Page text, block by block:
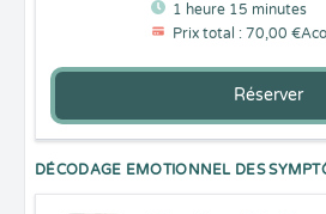
1 heure 15 minutes
Prix total : 70,00 €
Réserver
DÉCODAGE EMOTIONNEL DES